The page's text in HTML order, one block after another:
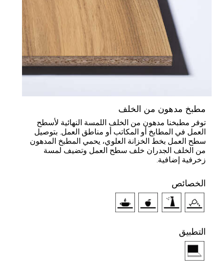
مدهون من الخلف
مطبخنا مدهون من الخلف اللمسة النهائية لأسطح
في المطابخ أو المكاتب أو مناطق العمل. بتوصيل
العمل بخط الخزانة العلوي، يحمي المطبخ المدهون
الخلف الجدران خلف سطح العمل وتضيف لمسة
إضافية.